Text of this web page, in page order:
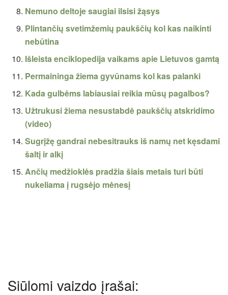
Nemuno deltoje saugiai ilsisi žąsys
Plintančių svetimžemių paukščių kol kas naikinti
nebūtina
Išleista enciklopedija vaikams apie Lietuvos gamtą
Permaininga žiema gyvūnams kol kas palanki
Kada gulbėms labiausiai reikia mūsų pagalbos?
Užtrukusi žiema nesustabdė paukščių atskridimo
(video)
Sugrįžę gandrai nebesitrauks iš namų net kęsdami
šaltį ir alkį
Ančių medžioklės pradžia šiais metais turi būti
nukeliama į rugsėjo mėnesį
Siūlomi vaizdo įrašai: